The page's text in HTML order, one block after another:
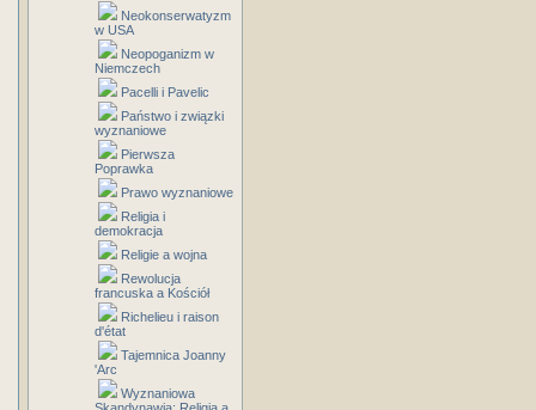
Neokonserwatyzm
w USA
Neopoganizm w
Niemczech
Pacelli i Pavelic
Państwo i związki
wyznaniowe
Pierwsza
Poprawka
Prawo wyznaniowe
Religia i
demokracja
Religie a wojna
Rewolucja
francuska a Kościół
Richelieu i raison
d'état
Tajemnica Joanny
'Arc
Wyznaniowa